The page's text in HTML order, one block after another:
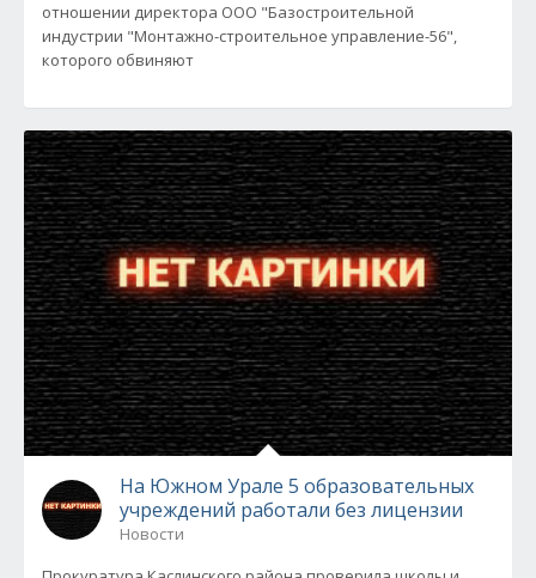
отношении директора ООО "Базостроительной
индустрии "Монтажно-строительное управление-56",
которого обвиняют
На Южном Урале 5 образовательных
учреждений работали без лицензии
Новости